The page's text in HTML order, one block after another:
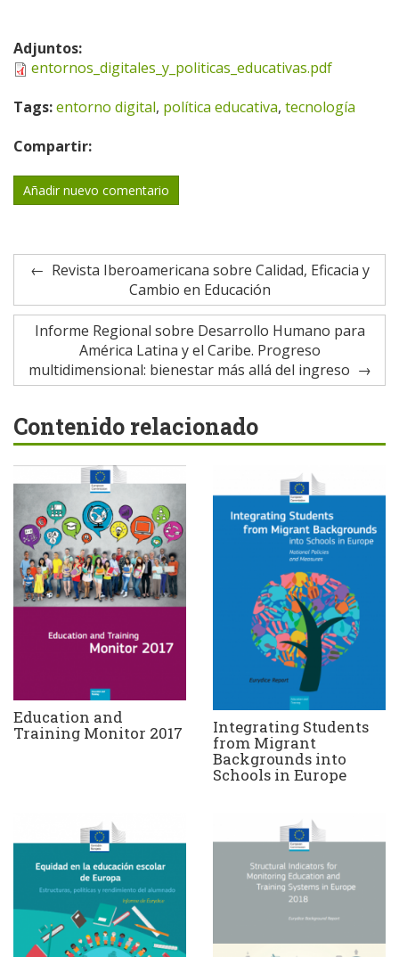
Adjuntos:
entornos_digitales_y_politicas_educativas.pdf
Tags:entorno digital, política educativa, tecnología
Compartir:
Añadir nuevo comentario
Revista Iberoamericana sobre Calidad, Eficacia y
Cambio en Educación
Informe Regional sobre Desarrollo Humano para
América Latina y el Caribe. Progreso
multidimensional: bienestar más allá del ingreso
Contenido relacionado
Education and
Training Monitor 2017 Integrating Students
from Migrant
Backgrounds into
Schools in Europe